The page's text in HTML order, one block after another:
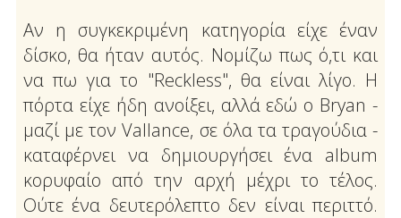
Αν η συγκεκριμένη κατηγορία είχε έναν
δίσκο, θα ήταν αυτός. Νομίζω πως ό,τι και
να πω για το "Reckless", θα είναι λίγο. Η
πόρτα είχε ήδη ανοίξει, αλλά εδώ ο Bryan -
μαζί με τον Vallance, σε όλα τα τραγούδια -
καταφέρνει να δημιουργήσει ένα album
κορυφαίο από την αρχή μέχρι το τέλος.
Ούτε ένα δευτερόλεπτο δεν είναι περιττό.